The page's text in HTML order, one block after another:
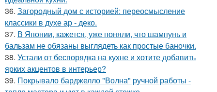
36. Загородный дом с историей: переосмысление
классики в духе ар - деко.
37. В Японии, кажется, уже поняли, что шампунь и
бальзам не обязаны выглядеть как простые баночки.
38. Устали от беспорядка на кухне и хотите добавить
ярких акцентов в интерьер?
39. Покрывало барджелло "Волна" ручной работы -